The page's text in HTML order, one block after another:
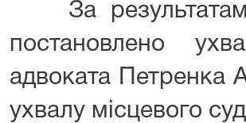
За результатами
постановлено
адвоката Петренка
ухвалу місцевого